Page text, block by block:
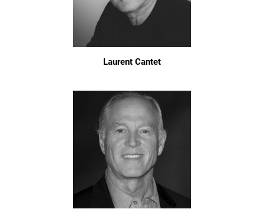
Laurent Cantet